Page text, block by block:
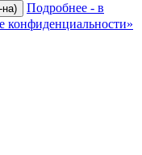
на)
Подробнее - в
конфиденциальности»